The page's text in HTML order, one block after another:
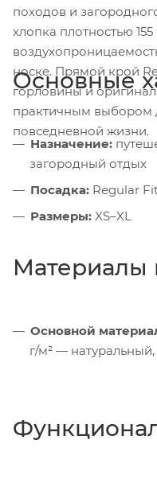
походов и
хлопка плотностью
носке. Прямой крой
горловины и
практичным выбором
повседневной жизни.
Основные
Назначение:
загородный отдых
Посадка: Regular Fit
Размеры: XS–XL
Материалы
Основной
г/м² —